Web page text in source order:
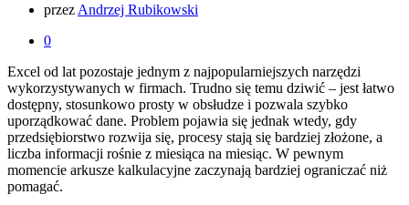
przez Andrzej Rubikowski
0
Excel od lat pozostaje jednym z najpopularniejszych narzędzi
wykorzystywanych w firmach. Trudno się temu dziwić – jest łatwo
dostępny, stosunkowo prosty w obsłudze i pozwala szybko
uporządkować dane. Problem pojawia się jednak wtedy, gdy
przedsiębiorstwo rozwija się, procesy stają się bardziej złożone, a
liczba informacji rośnie z miesiąca na miesiąc. W pewnym
momencie arkusze kalkulacyjne zaczynają bardziej ograniczać niż
pomagać.